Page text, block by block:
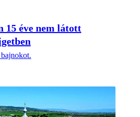
15 éve nem látott